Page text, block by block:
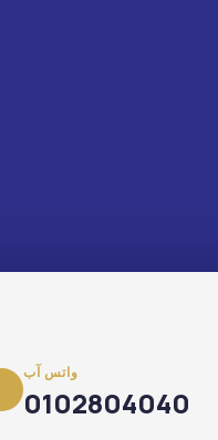
واتس آب
0102804040